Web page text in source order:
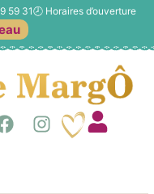
59 31🕗 Horaires d’ouverture